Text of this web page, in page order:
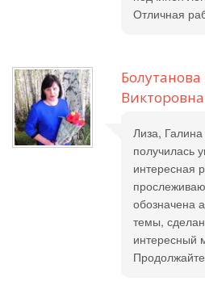
Отличная
Викторовна
Лиза,
получилась
интересная
обозначена
темы,
интересный